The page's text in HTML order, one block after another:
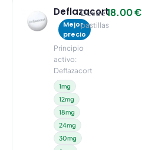
Deflazacort
Mejor
precio
Principio
activo:
Deflazacort
1mg
12mg
18mg
24mg
30mg
Desde18.00 €
pastillas